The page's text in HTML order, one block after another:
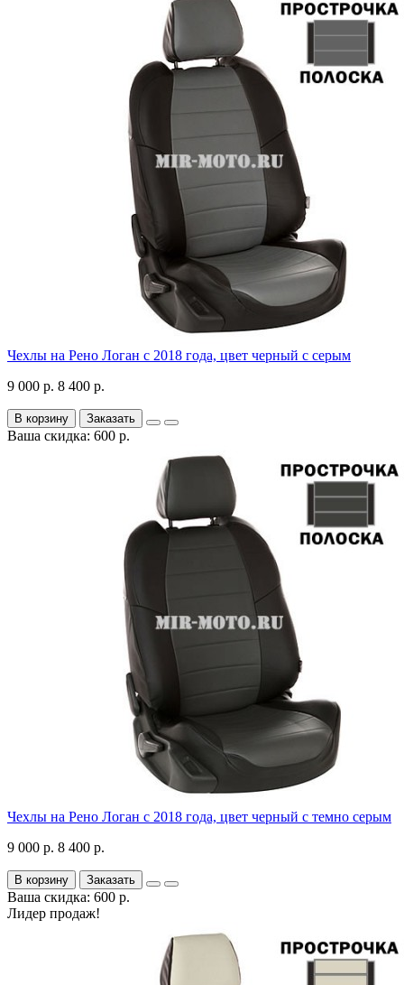
Чехлы на Рено Логан с 2018 года, цвет черный с серым
9 000 р. 8 400 р.
В корзину Заказать
Ваша скидка: 600 р.
Чехлы на Рено Логан с 2018 года, цвет черный с темно серым
9 000 р. 8 400 р.
В корзину Заказать
Ваша скидка: 600 р.
Лидер продаж!